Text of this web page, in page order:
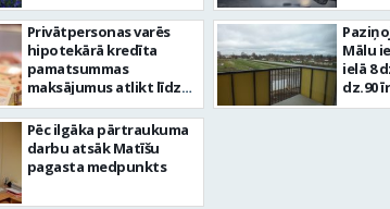
Privātpersonas varēs
hipotekārā kredīta
pamatsummas
maksājumus atlikt līdz
gadam(1)
Pēc ilgāka pārtraukuma
darbu atsāk Matīšu
pagasta medpunkts
Mālu
ielā 8
dz.90